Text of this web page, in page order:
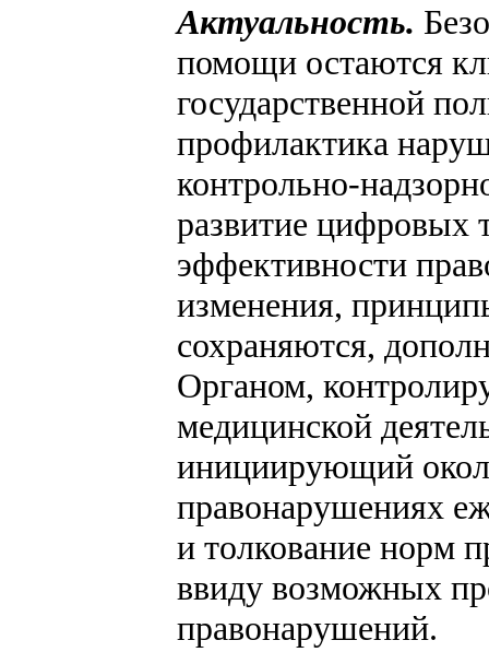
Актуальность.
помощи остаются
государственной
профилактика
контрольно-
развитие цифровых
эффективности
изменения,
сохраняются,
Органом,
медицинской
инициирующий
правонарушениях
и толкование норм
ввиду возможных
правонарушений.